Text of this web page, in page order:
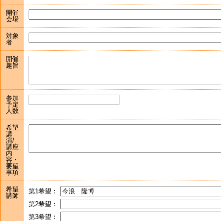
開催
会場
対象
者
開催
趣旨
参加
予定
人数
希望
講
演/
講座
内
容・
要望
事項
希望
講師
第1希望：
第2希望：
第3希望：